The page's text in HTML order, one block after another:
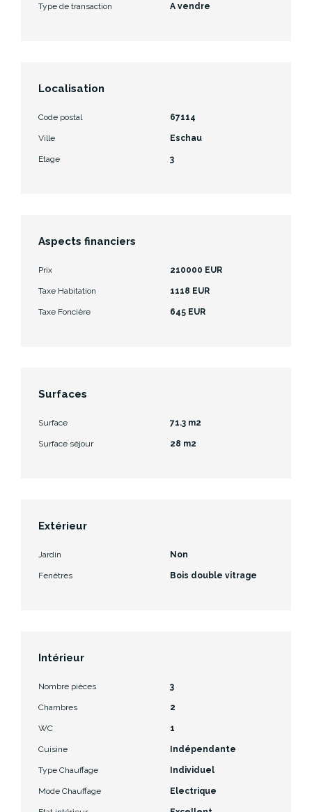
Type de transaction A vendre
Localisation
Code postal 67114
Ville Eschau
Etage 3
Aspects financiers
Prix 210000 EUR
Taxe Habitation 1118 EUR
Taxe Foncière 645 EUR
Surfaces
Surface 71.3 m2
Surface séjour 28 m2
Extérieur
Jardin Non
Fenêtres Bois double vitrage
Intérieur
Nombre pièces 3
Chambres 2
WC 1
Cuisine Indépendante
Type Chauffage Individuel
Mode Chauffage Electrique